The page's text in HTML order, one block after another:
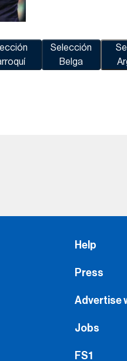
Selección
Belga
Help
Press
Advertise
Jobs
FS1